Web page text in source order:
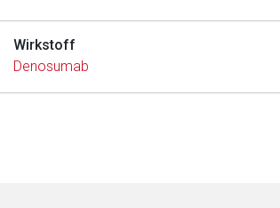
Wirkstoff
Denosumab